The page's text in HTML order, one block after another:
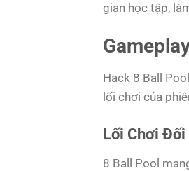
gian học tập,
Hack 8 Ball
lối chơi của
Lối Chơi Đối
8 Ball Pool